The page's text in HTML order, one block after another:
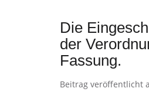
Die
der
Fassung.
Beitrag veröffentlicht